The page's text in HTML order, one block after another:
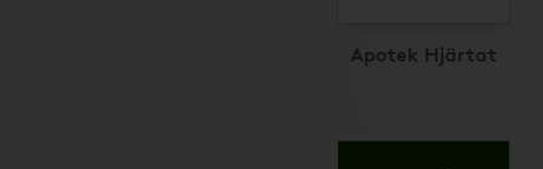
Apotek Hjärtat